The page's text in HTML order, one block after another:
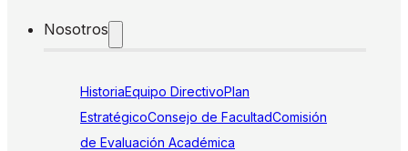
Nosotros
HistoriaEquipo DirectivoPlan
EstratégicoConsejo de FacultadComisión
de Evaluación Académica